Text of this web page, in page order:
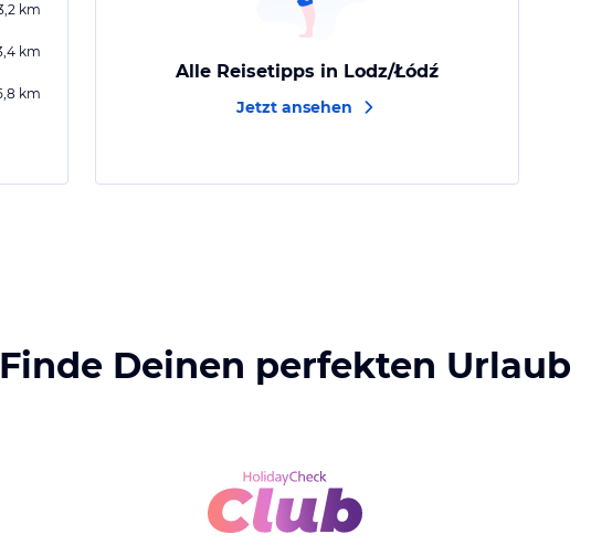
km
km
km
Alle Reisetipps in Lodz/Łódź
Jetzt ansehen
Finde Deinen perfekten Urlaub